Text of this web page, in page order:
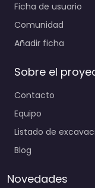
Ficha de usuario
Comunidad
Añadir ficha
Sobre el
Contacto
Equipo
Listado de
Blog
Novedades